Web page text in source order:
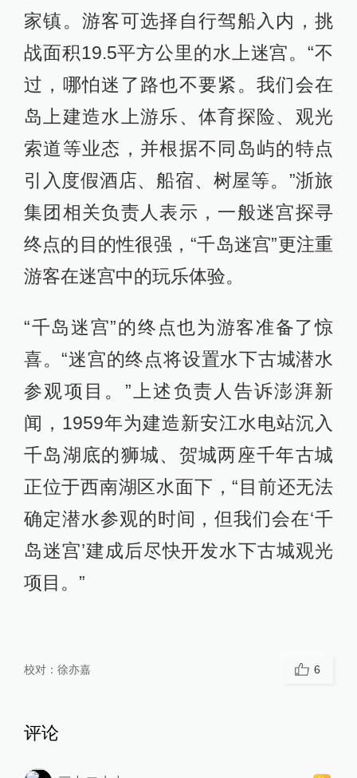
家镇。游客可选择自行驾船入内，挑
战面积19.5平方公里的水上迷宫。“不
过，哪怕迷了路也不要紧。我们会在
岛上建造水上游乐、体育探险、观光
索道等业态，并根据不同岛屿的特点
引入度假酒店、船宿、树屋等。”浙旅
集团相关负责人表示，一般迷宫探寻
终点的目的性很强，“千岛迷宫”更注重
游客在迷宫中的玩乐体验。
“千岛迷宫”的终点也为游客准备了惊
喜。“迷宫的终点将设置水下古城潜水
参观项目。”上述负责人告诉澎湃新
闻，1959年为建造新安江水电站沉入
千岛湖底的狮城、贺城两座千年古城
正位于西南湖区水面下，“目前还无法
确定潜水参观的时间，但我们会在‘千
岛迷宫’建成后尽快开发水下古城观光
项目。”
校对： 徐亦嘉 6
评论